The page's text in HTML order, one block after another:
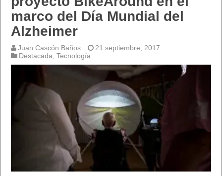
marco del Día Mundial del
Alzheimer
Juan Cascón Baños
21 septiembre, 2017
Destacada ,Tecnología